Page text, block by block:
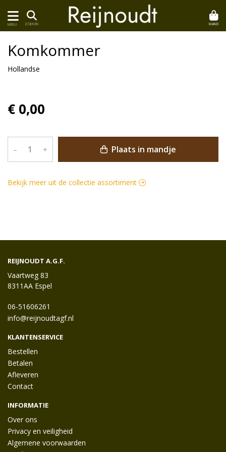
MENU ZOEKEN MAND
Komkommer
Hollandse
€ 0,00
– + Plaats in mandje
Bekijk meer uit de collectie assortiment
REIJNOUDT A.G.F.
Vaartweg 83
8311AA Espel
06-51606261
info@reijnoudtagf.nl
KLANTENSERVICE
Bestellen
Betalen
Afleveren
Contact
INFORMATIE
Over ons
Privacy en veiligheid
Algemene voorwaarden